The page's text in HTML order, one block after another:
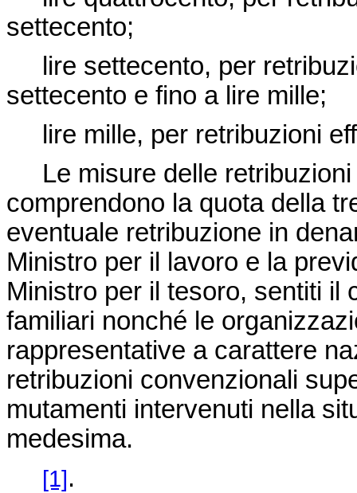
settecento;
lire settecento, per
settecento e fino a lire mille;
lire mille, per retribuzioni
Le misure delle retribuzioni
comprendono la quota della
eventuale retribuzione in
Ministro per il lavoro e la
Ministro per il tesoro, sentiti il
familiari nonché le
rappresentative a carattere
retribuzioni convenzionali
mutamenti intervenuti nella
medesima.
[1].